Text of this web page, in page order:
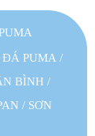
ĐÁ PUMA /
BÌNH /
/ SƠN